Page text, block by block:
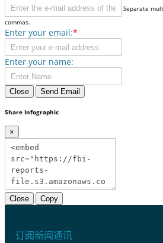
Separate
commas.
Enter your email:*
Enter your name:
Close Send Email
Share Infographic
×
Close Copy
订阅新闻通讯